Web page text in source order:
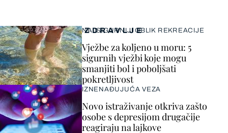
ZDRAVLJE
NAJSIGURNIJI OBLIK REKREACIJE
Vježbe za koljeno u moru: 5
sigurnih vježbi koje mogu
smanjiti bol i poboljšati
pokretljivost
IZNENAĐUJUĆA VEZA
Novo istraživanje otkriva zašto
osobe s depresijom drugačije
reagiraju na lajkove